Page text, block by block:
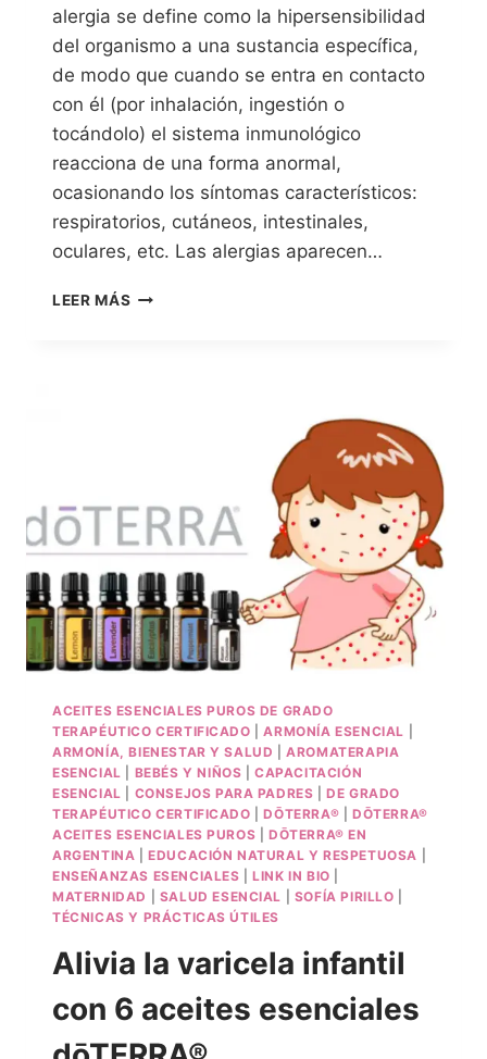
alergia se define como la hipersensibilidad
del organismo a una sustancia específica,
de modo que cuando se entra en contacto
con él (por inhalación, ingestión o
tocándolo) el sistema inmunológico
reacciona de una forma anormal,
ocasionando los síntomas característicos:
respiratorios, cutáneos, intestinales,
oculares, etc. Las alergias aparecen…
LEER MÁS
ACEITES ESENCIALES PUROS DE GRADO
TERAPÉUTICO CERTIFICADO |ARMONÍA ESENCIAL
ARMONÍA, BIENESTAR Y SALUD |AROMATERAPIA
ESENCIAL
BEBÉS Y NIÑOS |CAPACITACIÓN
ESENCIAL
CONSEJOS PARA PADRES |DE GRADO
TERAPÉUTICO CERTIFICADO |DŌTERRA® |DŌTERRA®
ACEITES ESENCIALES PUROS |DŌTERRA® EN
ARGENTINA |EDUCACIÓN NATURAL Y RESPETUOSA
ENSEÑANZAS ESENCIALES |LINK IN BIO
MATERNIDAD
SALUD ESENCIAL SOFÍA PIRILLO
TÉCNICAS Y PRÁCTICAS ÚTILES
Alivia la varicela infantil
con 6 aceites esenciales